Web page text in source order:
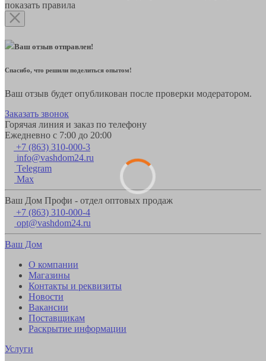
показать правила
Ваш отзыв отправлен!
Спасибо, что решили поделиться опытом!
Ваш отзыв будет опубликован после проверки модератором.
Заказать звонок
Горячая линия и заказ по телефону
Ежедневно с 7:00 до 20:00
+7 (863) 310-000-3
info@vashdom24.ru
Telegram
Max
Ваш Дом Профи - отдел оптовых продаж
+7 (863) 310-000-4
opt@vashdom24.ru
Ваш Дом
О компании
Магазины
Контакты и реквизиты
Новости
Вакансии
Поставщикам
Раскрытие информации
Услуги